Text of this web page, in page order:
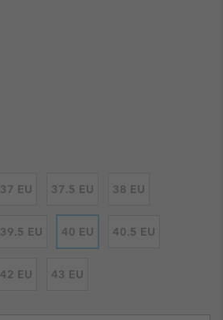
37 EU 37.5 EU 38 EU
39.5 EU 40 EU 40.5 EU
42 EU 43 EU